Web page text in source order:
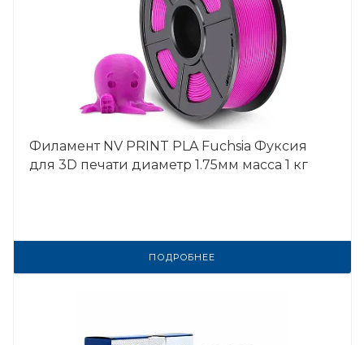
Филамент NV PRINT PLA Fuchsia Фуксия
для 3D печати диаметр 1.75мм масса 1 кг
ПОДРОБНЕЕ